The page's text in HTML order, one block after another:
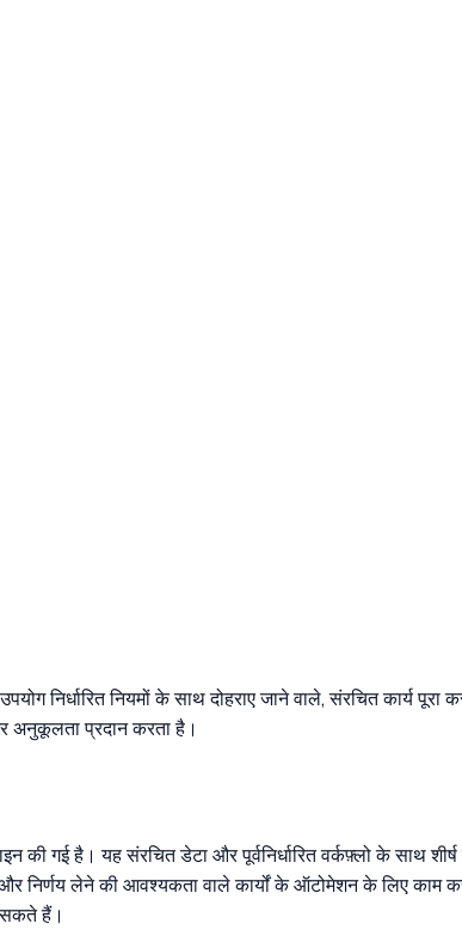
नियमों के साथ दोहराए जाने वाले, संरचित कार्य
अनुकूलता प्रदान करता है।
की गई है। यह संरचित डेटा और पूर्वनिर्धारित वर्कफ़्लो के
निर्णय लेने की आवश्यकता वाले कार्यों के ऑटोमेशन के लिए
सकते हैं।